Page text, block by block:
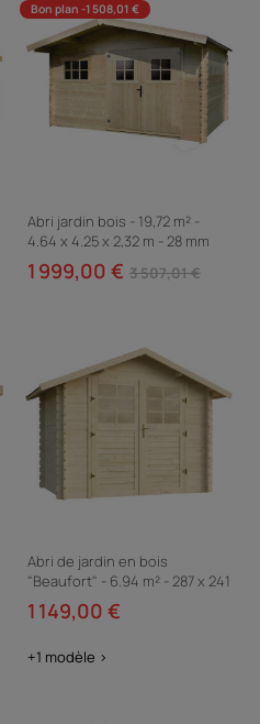
Bon plan -1 508,01 €
Abri jardin bois - 19,72 m² -
4.64 x 4.25 x 2,32 m - 28 mm
1 999,00 € 3 507,01 €
Abri de jardin en bois
"Beaufort" - 6.94 m² - 287 x 241
cm - 28 mm
1 149,00 €
+1 modèle >